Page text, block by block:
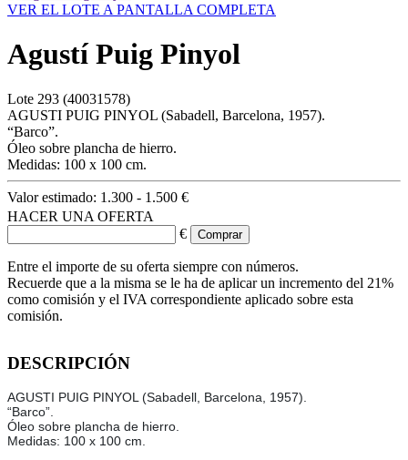
VER EL LOTE A PANTALLA COMPLETA
Agustí Puig Pinyol
Lote 293 (40031578)
AGUSTI PUIG PINYOL (Sabadell, Barcelona, 1957).
“Barco”.
Óleo sobre plancha de hierro.
Medidas: 100 x 100 cm.
Valor estimado: 1.300 - 1.500 €
HACER UNA OFERTA
€
Entre el importe de su oferta siempre con números.
Recuerde que a la misma se le ha de aplicar un incremento del 21%
como comisión y el IVA correspondiente aplicado sobre esta
comisión.
DESCRIPCIÓN
AGUSTI PUIG PINYOL (Sabadell, Barcelona, 1957).
“Barco”.
Óleo sobre plancha de hierro.
Medidas: 100 x 100 cm.